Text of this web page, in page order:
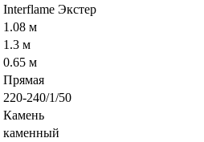
Interflame Экстер
1.08 м
1.3 м
0.65 м
Прямая
220-240/1/50
Камень
каменный